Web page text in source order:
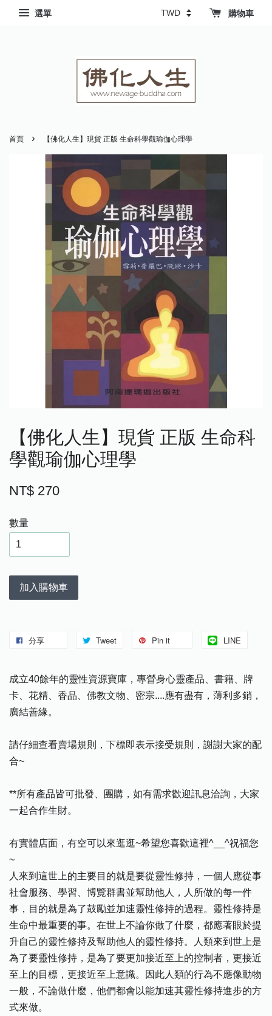
選單 購物車
首頁 › 【佛化人生】現貨 正版 生命科學觀瑜伽心理學
【佛化人生】現貨 正版 生命科
學觀瑜伽心理學
NT$ 270
數量
加入購物車
分享 Tweet Pin it LINE
成立40餘年的靈性資源寶庫，專營身心靈產品、書籍、牌
卡、花精、香品、佛教文物、密宗....應有盡有，薄利多銷，
廣結善緣。
請仔細查看賣場規則，下標即表示接受規則，謝謝大家的配
合~
**所有產品皆可批發、團購，如有需求歡迎訊息洽詢，大家
一起合作生財。
有實體店面，有空可以來逛逛~希望您喜歡這裡^__^祝福您
~
人來到這世上的主要目的就是要從靈性修持，一個人應從事
社會服務、學習、博覽群書並幫助他人，人所做的每一件
事，目的就是為了鼓勵並加速靈性修持的過程。靈性修持是
生命中最重要的事。在世上不論你做了什麼，都應著眼於提
升自己的靈性修持及幫助他人的靈性修持。人類來到世上是
為了要靈性修持，是為了要更加接近至上的控制者，更接近
至上的目標，更接近至上意識。因此人類的行為不應像動物
一般，不論做什麼，他們都會以能加速其靈性修持進步的方
式來做。